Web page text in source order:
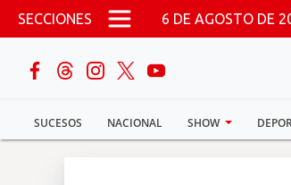
Pasar al contenido principal
SECCIONES 6 DE AGOSTO DE
SUCESOS NACIONAL SHOW
buscar
Sucesos